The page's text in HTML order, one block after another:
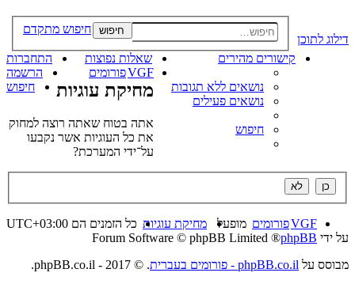
דילוג לתוכן
חיפוש חיפוש מתקדם
קישורים מהירים
נושאים ללא תגובות
נושאים פעילים
חיפוש
שאלות נפוצות
התחברות
הרשמה
VGFפורומים
חיפוש
מחיקת עוגיות
אתה בטוח שאתה רוצה למחוק
את כל העוגיות אשר נקבעו
על־ידי המערכת?
VGFפורומים כל הזמנים הם UTC+03:00 מחיקת עוגיות
מופעל
על ידי phpBB
® Forum Software © phpBB Limited
מבוסס על phpBB.co.il - פורומים בעברית
. © 2017 - phpBB.co.il.